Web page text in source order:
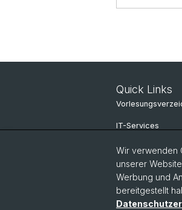
Quick Links
IT-Services
Online Services
Personensuche
Personeninfo
Wir verwenden
unserer
Werbung und
bereitgestellt